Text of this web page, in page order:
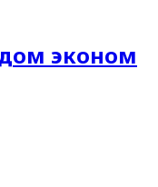
эконом